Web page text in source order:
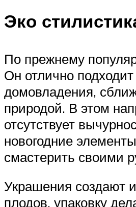
Эко
По прежнему
Он отлично подходит
домовладения,
природой. В этом
отсутствует
новогодние
смастерить своими
Украшения создают
плодов, упаковку